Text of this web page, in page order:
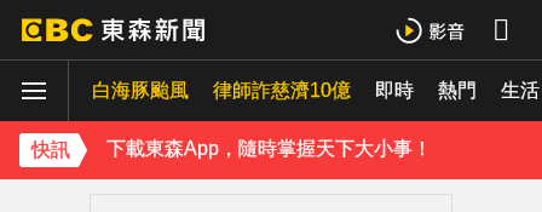
白海豚颱風 律師詐慈濟10億 即時 熱門 生活
快訊
下載東森App，隨時掌握天下大小事！
《理財達人秀》X 安聯投信免費講座報名中！搶先卡位 2027
下載東森App，隨時掌握天下大小事！